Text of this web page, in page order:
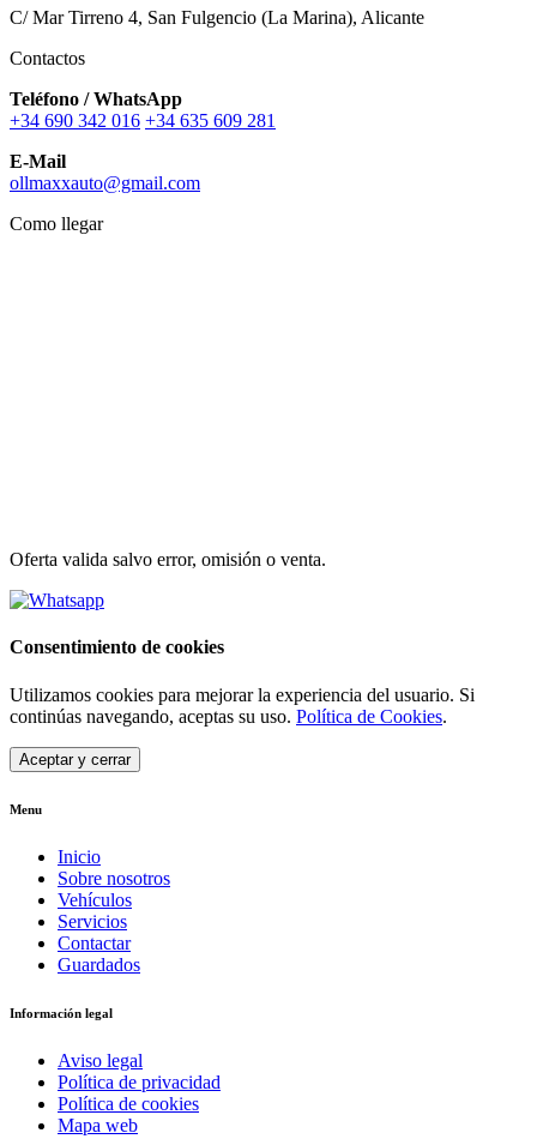
C/ Mar Tirreno 4, San Fulgencio (La Marina), Alicante
Contactos
Teléfono / WhatsApp
+34 690 342 016 +34 635 609 281
E-Mail
ollmaxxauto@gmail.com
Como llegar
Oferta valida salvo error, omisión o venta.
Consentimiento de cookies
Utilizamos cookies para mejorar la experiencia del usuario. Si
continúas navegando, aceptas su uso. Política de Cookies.
Aceptar y cerrar
Menu
Inicio
Sobre nosotros
Vehículos
Servicios
Contactar
Guardados
Información legal
Aviso legal
Política de privacidad
Política de cookies
Mapa web